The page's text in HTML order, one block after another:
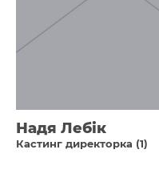
Надя Лебік
Кастинг директорка (1)